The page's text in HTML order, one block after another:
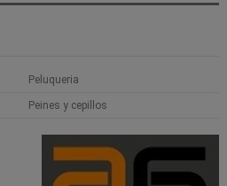
Peluqueria
Peines y cepillos